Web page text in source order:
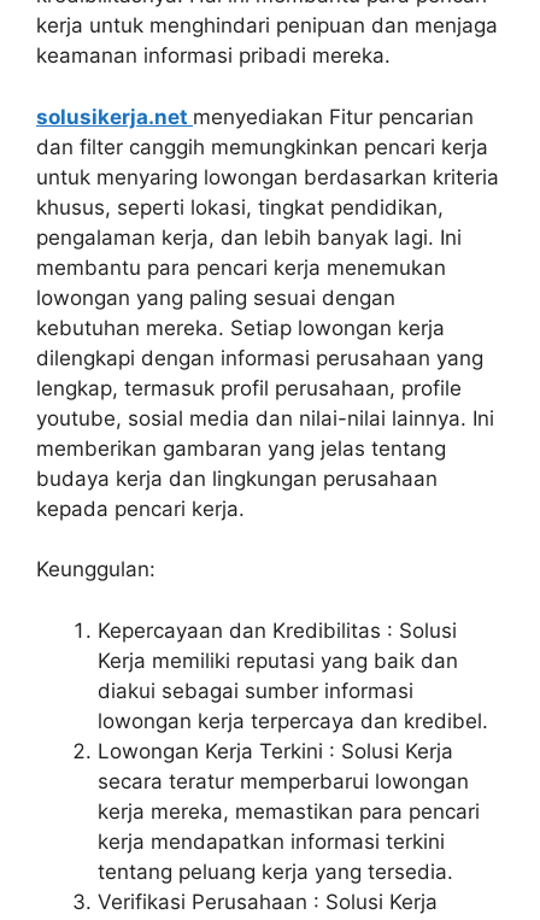
kerja untuk menghindari penipuan dan menjaga
keamanan informasi pribadi mereka.
solusikerja.net menyediakan Fitur pencarian
dan filter canggih memungkinkan pencari kerja
untuk menyaring lowongan berdasarkan kriteria
khusus, seperti lokasi, tingkat pendidikan,
pengalaman kerja, dan lebih banyak lagi. Ini
membantu para pencari kerja menemukan
lowongan yang paling sesuai dengan
kebutuhan mereka. Setiap lowongan kerja
dilengkapi dengan informasi perusahaan yang
lengkap, termasuk profil perusahaan, profile
youtube, sosial media dan nilai-nilai lainnya. Ini
memberikan gambaran yang jelas tentang
budaya kerja dan lingkungan perusahaan
kepada pencari kerja.
Keunggulan:
Kepercayaan dan Kredibilitas : Solusi
Kerja memiliki reputasi yang baik dan
diakui sebagai sumber informasi
lowongan kerja terpercaya dan kredibel.
Lowongan Kerja Terkini : Solusi Kerja
secara teratur memperbarui lowongan
kerja mereka, memastikan para pencari
kerja mendapatkan informasi terkini
tentang peluang kerja yang tersedia.
Verifikasi Perusahaan : Solusi Kerja